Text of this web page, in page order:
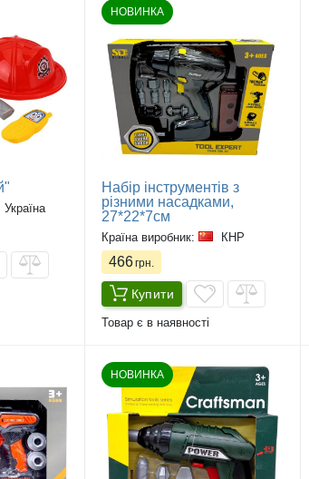
Україна
НОВИНКА
Набір інструментів з
різними насадками,
27*22*7см
Країна виробник: КНР
466грн.
Купити
Товар є в наявності
НОВИНКА